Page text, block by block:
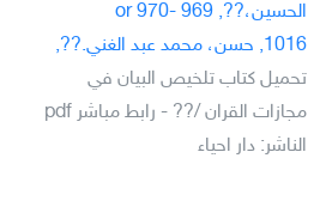
الحسين،??, 969 or 970-
1016, حسن، محمد عبد الغني.??,
تحميل كتاب تلخيص البيان في
مجازات القران /?? - رابط مباشر pdf
الناشر: دار احياء